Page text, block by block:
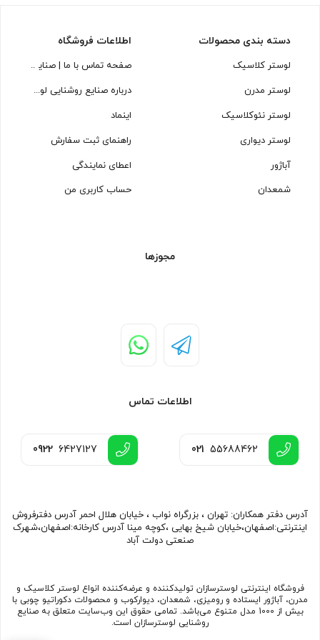
دسته بندی محصولات
لوستر کلاسیک
لوستر مدرن
لوستر نئوکلاسیک
لوستر دیواری
آباژور
شمعدان
اطلاعات فروشگاه
صفحه تماس با ما | صنایع
درباره صنایع روشنایی لوسترسازان
اینماد
راهنمای ثبت سفارش
اعطای نمایندگی
حساب کاربری من
مجوزها
اطلاعات تماس
021 55688462
0922 6427127
آدرس دفتر همکاران: تهران ، بزرگراه نواب ، خیابان هلال احمر آدرس دفترفروش
اینترنتی:اصفهان،خیابان شیخ بهایی ،کوچه مینا آدرس کارخانه:اصفهان،شهرک
صنعتی دولت آباد
فروشگاه اینترنتی لوسترسازان تولیدکننده و عرضه‌کننده انواع لوستر کلاسیک و
مدرن، آباژور ایستاده و رومیزی، شمعدان، دیوارکوب و محصولات دکوراتیو چوبی با
بیش از 1000 مدل متنوع می‌باشد. تمامی حقوق این وب‌سایت متعلق به صنایع
روشنایی لوسترسازان است.